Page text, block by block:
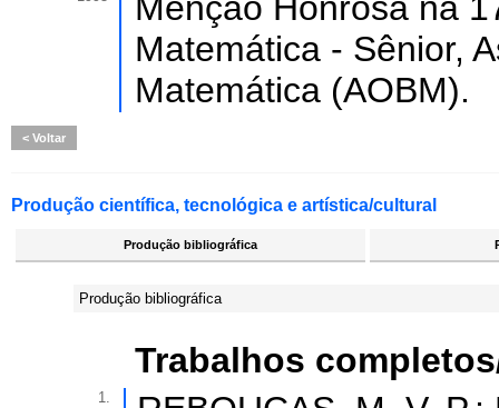
Matemática - Sênior,
Matemática (AOBM).
Voltar
Produção científica, tecnológica e artística/cultural
Produção bibliográfica
Produção bibliográfica
Trabalhos
1.